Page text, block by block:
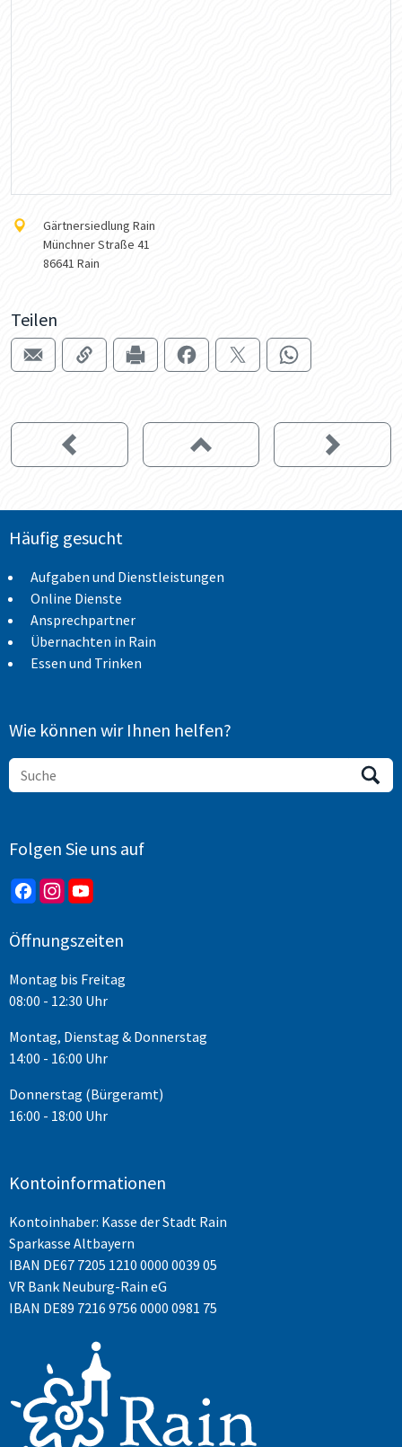
Gärtnersiedlung Rain
Münchner Straße 41
86641 Rain
Teilen
Häufig gesucht
Aufgaben und Dienstleistungen
Online Dienste
Ansprechpartner
Übernachten in Rain
Essen und Trinken
Wie können wir Ihnen helfen?
Folgen Sie uns auf
Öffnungszeiten
Montag bis Freitag
08:00 - 12:30 Uhr
Montag, Dienstag & Donnerstag
14:00 - 16:00 Uhr
Donnerstag (Bürgeramt)
16:00 - 18:00 Uhr
Kontoinformationen
Kontoinhaber: Kasse der Stadt Rain
Sparkasse Altbayern
IBAN DE67 7205 1210 0000 0039 05
VR Bank Neuburg-Rain eG
IBAN DE89 7216 9756 0000 0981 75